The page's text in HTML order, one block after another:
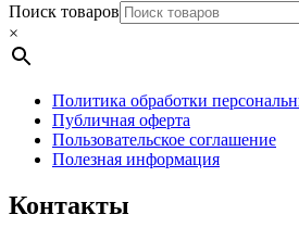
Поиск товаров
×
Политика обработки
Публичная оферта
Пользовательское соглашение
Полезная информация
Контакты